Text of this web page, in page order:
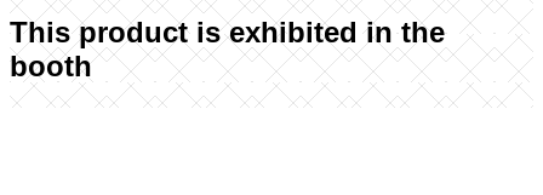
This product is exhibited in the
booth